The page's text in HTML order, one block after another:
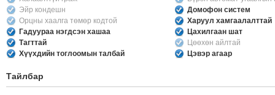
Эйр кондешн
Домофон систем
Орцны хаалга төмөр кодтой
Харуул хамгаалалттай
Гадуураа нэгдсэн хашаа
Цахилгаан шат
Тагттай
Цөөхөн айлтай
Хүүхдийн тоглоомын талбай
Цэвэр агаар
Тайлбар